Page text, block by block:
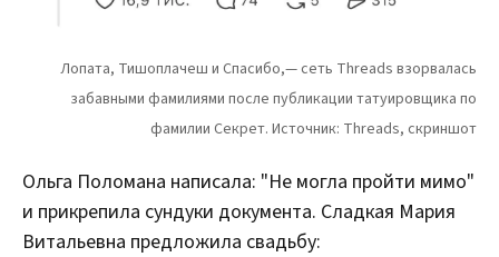
Ольга Поломана написала: "Не могла пройти мимо"
и прикрепила сундуки документа. Сладкая Мария
Витальевна предложила свадьбу: